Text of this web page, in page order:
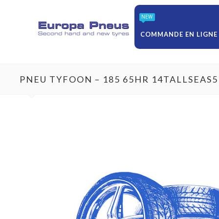
NEW
COMMANDE EN LIGNE
PNEU TYFOON – 185 65HR 14TALLSEAS5